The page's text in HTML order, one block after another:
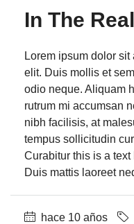
In The
Lorem ipsum dolor
elit. Duis mollis et
odio neque. Aliquam
rutrum mi accumsan
nibh facilisis, at
tempus sollicitudin
Curabitur this is a
Duis mattis laoreet
hace 10 años